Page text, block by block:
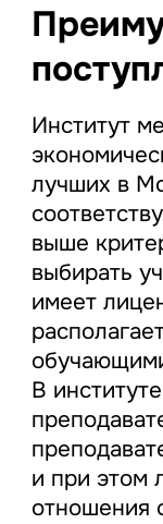
Институт
лучших в
выше
выбирать
имеет
В
и при этом
отношения